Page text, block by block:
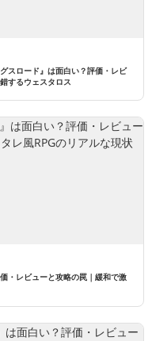
スロード』は面白い？評価・レビ
するウェスタロス
・レビューと攻略の罠｜緩和で激